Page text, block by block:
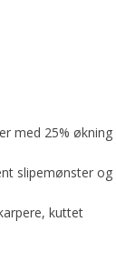
med 25% økning
slipemønster og
kuttet